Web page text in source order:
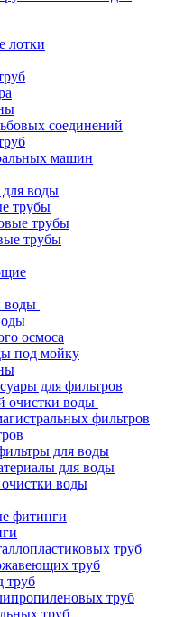
лотки
соединений
машин
для воды
трубы
трубы
трубы
воды
осмоса
под мойку
для фильтров
очистки воды
фильтров
для воды
для воды
воды
фитинги
труб
труб
труб
труб
труб